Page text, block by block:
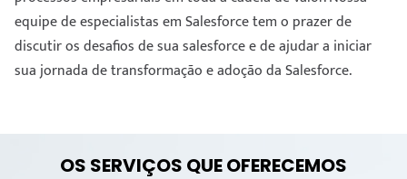
equipe de especialistas em Salesforce tem o prazer de
discutir os desafios de sua salesforce e de ajudar a iniciar
sua jornada de transformação e adoção da Salesforce.
OS SERVIÇOS QUE OFERECEMOS